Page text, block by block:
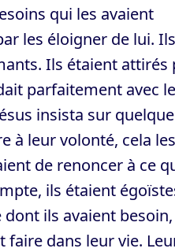
qui les avaient
les éloigner de lui. Ils
Ils étaient attirés
parfaitement avec
insista sur quelque
à leur volonté, cela les
de renoncer à ce
ils étaient
ils avaient
faire dans leur vie.